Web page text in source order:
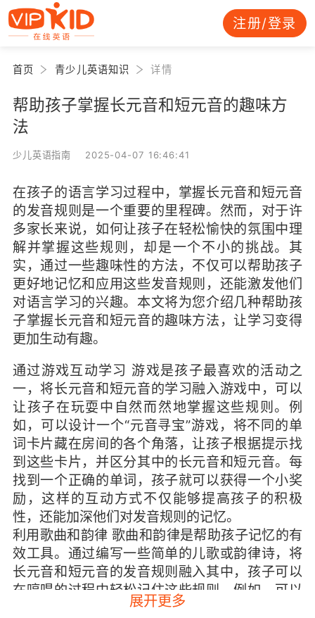
注册/登录
首页 青少儿英语知识 详情
帮助孩子掌握长元音和短元音的趣味方
法
少儿英语指南 2025-04-07 16:46:41
在孩子的语言学习过程中，掌握长元音和短元音
的发音规则是一个重要的里程碑。然而，对于许
多家长来说，如何让孩子在轻松愉快的氛围中理
解并掌握这些规则，却是一个不小的挑战。其
实，通过一些趣味性的方法，不仅可以帮助孩子
更好地记忆和应用这些发音规则，还能激发他们
对语言学习的兴趣。本文将为您介绍几种帮助孩
子掌握长元音和短元音的趣味方法，让学习变得
更加生动有趣。
通过游戏互动学习 游戏是孩子最喜欢的活动之
一，将长元音和短元音的学习融入游戏中，可以
让孩子在玩耍中自然而然地掌握这些规则。例
如，可以设计一个“元音寻宝”游戏，将不同的单
词卡片藏在房间的各个角落，让孩子根据提示找
到这些卡片，并区分其中的长元音和短元音。每
找到一个正确的单词，孩子就可以获得一个小奖
励，这样的互动方式不仅能够提高孩子的积极
性，还能加深他们对发音规则的记忆。
利用歌曲和韵律 歌曲和韵律是帮助孩子记忆的有
效工具。通过编写一些简单的儿歌或韵律诗，将
长元音和短元音的发音规则融入其中，孩子可以
在哼唱的过程中轻松记住这些规则。例如，可以
编写一首关于“猫和帽子”的儿歌，通过歌词中的
展开更多